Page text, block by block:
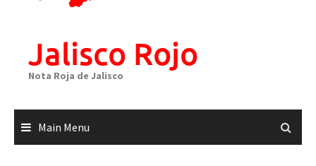
Jalisco Rojo
Nota Roja de Jalisco
Main Menu